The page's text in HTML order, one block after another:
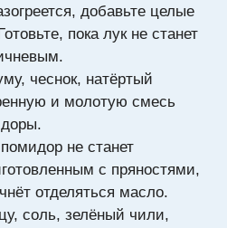
добавьте целые
пока лук не станет
чеснок, натёртый
и молотую смесь
помидор не станет
с пряностями,
отделяться масло.
соль, зелёный чили,